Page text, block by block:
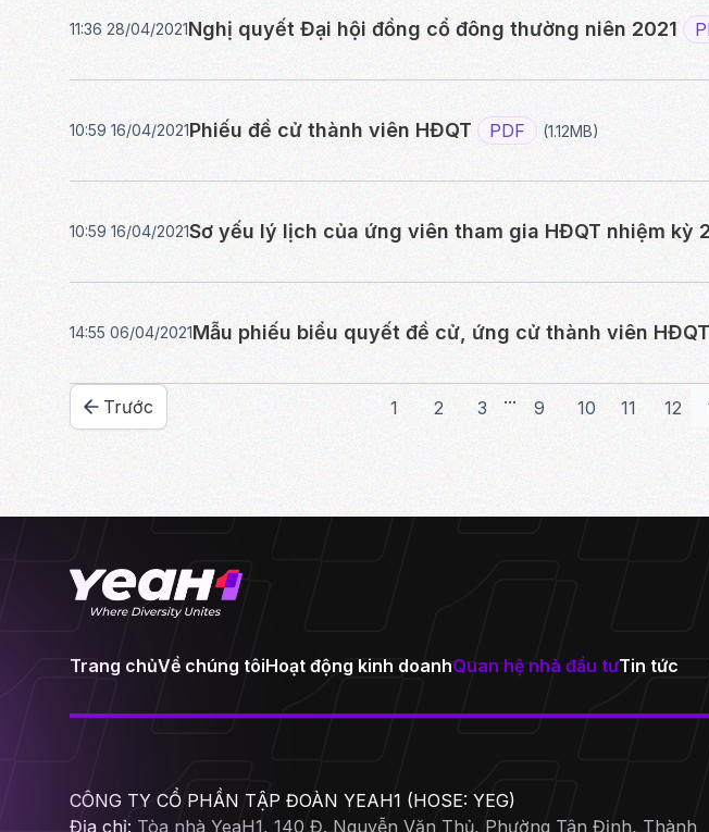
Nghị quyết Đại hội đồng cổ đông thường niên 2021
11:36 28/04/2021
Phiếu đề cử thành viên HĐQT PDF (1.12MB)
10:59 16/04/2021
Sơ yếu lý lịch của ứng viên tham gia HĐQT nhiệm kỳ
10:59 16/04/2021
Mẫu phiếu biểu quyết đề cử, ứng cử thành viên
14:55 06/04/2021
Trước 1 2 3 ... 9 10 11 12
Trang chủVề chúng tôiHoạt động kinh doanhQuan hệ nhà đầu tưTin tức
CÔNG TY CỔ PHẦN TẬP ĐOÀN YEAH1 (HOSE: YEG)
Địa chỉ: Tòa nhà YeaH1, 140 Đ. Nguyễn Văn Thủ, Phường Tân Định, Thành